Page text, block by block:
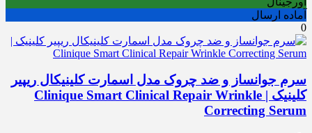
آماده ارسال
0
سرم جوانساز و ضد چروک مدل اسمارت کلینیکال ریپیر
کلینیک | Clinique Smart Clinical Repair Wrinkle
Correcting Serum